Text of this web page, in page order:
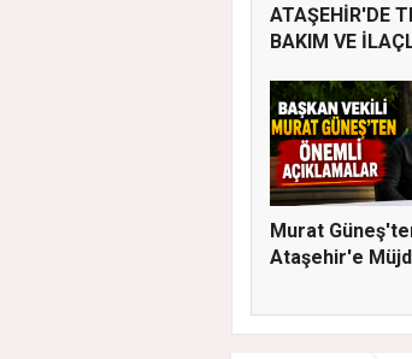
ATAŞEHİR'DE
BAKIM VE
Murat
Ataşehir'e